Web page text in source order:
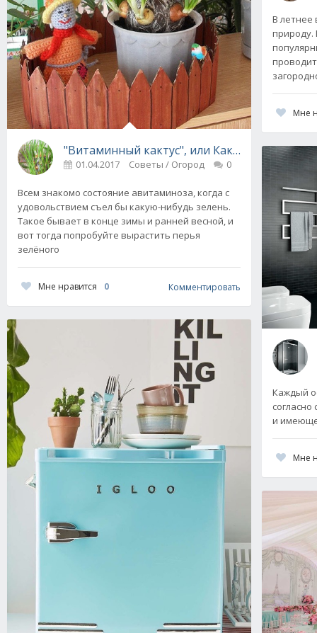
"Витаминный кактус", или Как вырастить
01.04.2017 Советы / Огород 0
Всем знакомо состояние авитаминоза, когда с
удовольствием съел бы какую-нибудь зелень.
Такое бывает в конце зимы и ранней весной, и
вот тогда попробуйте вырастить перья
зелёного
Мне нравится 0 Комментировать
В летнее
природу.
Мне
Каждый
и
Мне